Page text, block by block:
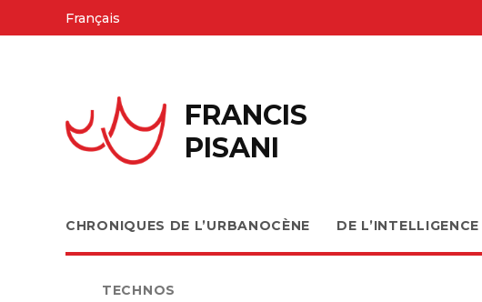
to
Français
FRANCIS
PISANI
CHRONIQUES DE L’URBANOCÈNE DE
PUBLIÉ
TECHNOS